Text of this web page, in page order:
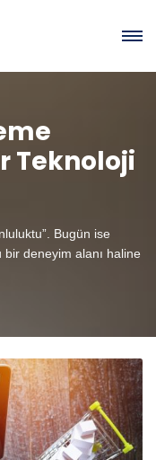
Teknoloji
Bugün ise
deneyim alanı haline